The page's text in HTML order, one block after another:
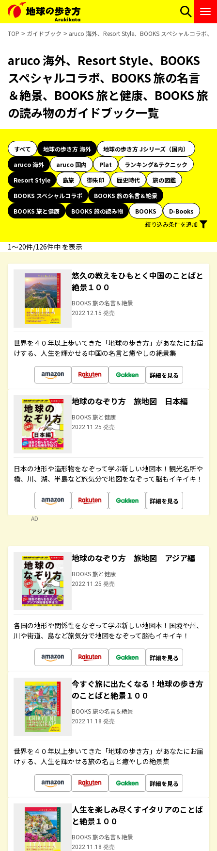
TOP ガイドブック aruco 海外、Resort Style、BOOKS スペシャルコラボ
aruco 海外、Resort Style、BOOKS
スペシャルコラボ、BOOKS 旅の名言
＆絶景、BOOKS 旅と健康、BOOKS 旅
の読み物のガイドブック一覧
すべて 地球の歩き方 海外
地球の歩き方 Jシリーズ（国内）
aruco 海外
aruco 国内 Plat
ランキング&テクニック
Resort Style
島旅 御朱印 歴史時代
旅の図鑑
BOOKS スペシャルコラボ
BOOKS 旅の名言＆絶景
BOOKS 旅と健康
BOOKS 旅の読み物 BOOKS
D-Books
絞り込み条件を追加
1〜20件/126件中 を表示
悠久の教えをひもとく中国のことばと
絶景１００
BOOKS 旅の名言＆絶景
2022.12.15 発売
世界を４０年以上歩いてきた「地球の歩き方」があなたにお届
けする、人生を輝かせる中国の名言と癒やしの絶景集
詳細を見る
地球のなぞり方 旅地図 日本編
BOOKS 旅と健康
2022.11.25 発売
日本の地形や造形物をなぞって学ぶ新しい地図本！観光名所や
橋、川、湖、半島など旅気分で地図をなぞって脳もイキイキ！
詳細を見る
AD
地球のなぞり方 旅地図 アジア編
BOOKS 旅と健康
2022.11.25 発売
各国の地形や関係性をなぞって学ぶ新しい地図本！国境や州、
川や街道、島など旅気分で地図をなぞって脳もイキイキ！
詳細を見る
今すぐ旅に出たくなる！地球の歩き方
のことばと絶景１００
BOOKS 旅の名言＆絶景
2022.11.18 発売
世界を４０年以上歩いてきた「地球の歩き方」があなたにお届
けする、人生を輝かせる旅の名言と癒やしの絶景集
詳細を見る
人生を楽しみ尽くすイタリアのことば
と絶景１００
BOOKS 旅の名言＆絶景
2022.11.18 発売